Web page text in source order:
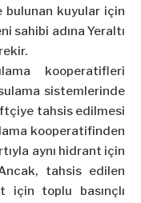
bulunan kuyular için
sahibi adına Yeraltı
kooperatifleri
sistemlerinde
tahsis edilmesi
kooperatifinden
aynı hidrant için
tahsis edilen
için toplu basınçlı